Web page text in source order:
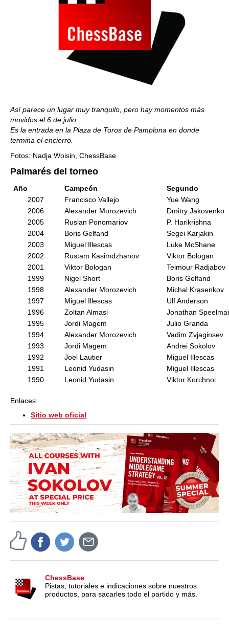
Así parece un lugar muy tranquilo, pero hay momentos más
movidos el 6 de julio...
Es la entrada en la Plaza de Toros de Pamplona en donde
termina el encierro.
Fotos: Nadja Woisin, ChessBase
Palmarés del torneo
Año Campeón
Segundo
2007
Francisco Vallejo
Yue Wang
2006
Alexander Morozevich
Dmitry Jakovenko
2005
Ruslan Ponomariov
P. Harikrishna
2004
Boris Gelfand
Segei Karjakin
2003
Miguel Illescas
Luke McShane
2002
Rustam Kasimdzhanov
Viktor Bologan
2001
Viktor Bologan
Teimour Radjabov
1999
Nigel Short
Boris Gelfand
1998
Alexander Morozevich
Michal Krasenkov
1997
Miguel Illescas
Ulf Anderson
1996
Zoltan Almasi
Jonathan
1995
Jordi Magem
Julio Granda
1994
Alexander Morozevich
Vadim Zvjaginsev
1993
Jordi Magem
Andrei Sokolov
1992
Joel Lautier
Miguel Illescas
1991
Leonid Yudasin
Miguel Illescas
1990
Leonid Yudasin Viktor Korchnoi
Enlaces:
Sitio web oficial
ChessBase
Pistas, tutoriales e indicaciones sobre nuestros
productos, para sacarles todo el partido y más.